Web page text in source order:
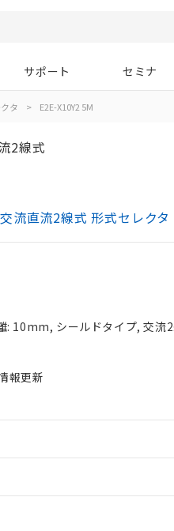
サポート セミナ
タ > E2E-X10Y2 5M
2線式
流直流2線式 形式セレクタ
: 10mm, シールドタイプ, 交流
報更新